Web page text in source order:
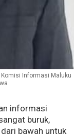
Informasi Maluku
informasi
buruk,
bawah untuk